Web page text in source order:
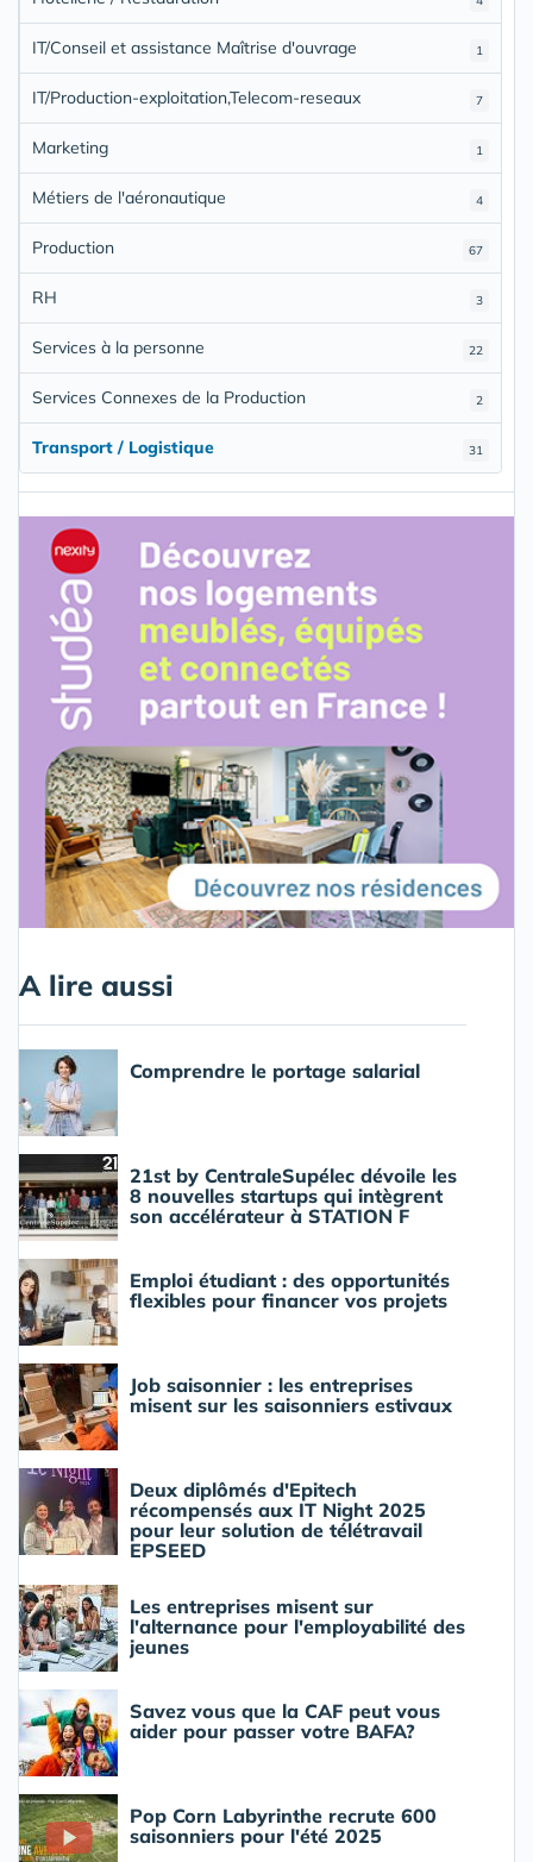
1
IT/Conseil et assistance Maîtrise d'ouvrage
7
IT/Production-exploitation,Telecom-reseaux
1
Marketing
4
Métiers de l'aéronautique
67
Production
3
RH
22
Services à la personne
2
Services Connexes de la Production
31
Transport / Logistique
A lire aussi
Comprendre le portage salarial
21st by CentraleSupélec dévoile les
8 nouvelles startups qui intègrent
son accélérateur à STATION F
Emploi étudiant : des opportunités
flexibles pour financer vos projets
Job saisonnier : les entreprises
misent sur les saisonniers estivaux
Deux diplômés d'Epitech
récompensés aux IT Night 2025
pour leur solution de télétravail
EPSEED
Les entreprises misent sur
l'alternance pour l'employabilité des
jeunes
Savez vous que la CAF peut vous
aider pour passer votre BAFA?
Pop Corn Labyrinthe recrute 600
saisonniers pour l'été 2025